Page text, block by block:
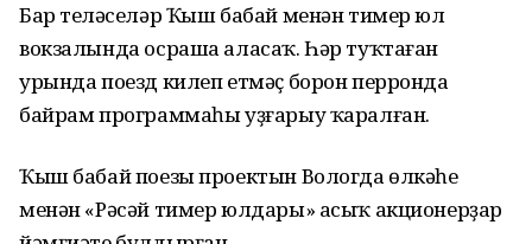
Бар теләүселәр Ҡыш бабай менән тимер юл
вокзалында осраша аласаҡ. Һәр туҡтаған
урында поезд килеп етмәҫ борон перронда
байрам программаһы уҙғарыу ҡаралған.
Ҡыш бабай поезы проектын Вологда өлкәһе
менән «Рәсәй тимер юлдары» асыҡ акционерҙар